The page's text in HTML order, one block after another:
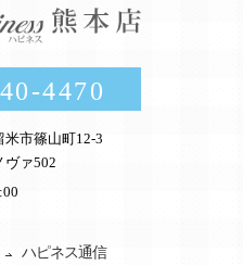
4470
米市篠山町12-3
ヴァ502
ハピネス通信